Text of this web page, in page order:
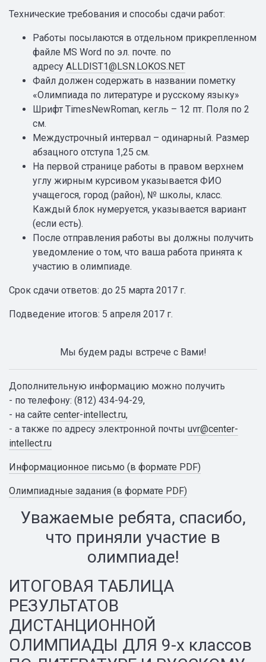
Технические требования и способы сдачи работ:
Работы посылаются в отдельном прикрепленном
файле MS Word по эл. почте. по
адресу ALLDIST1@LSN.LOKOS.NET
Файл должен содержать в названии пометку
«Олимпиада по литературе и русскому языку»
Шрифт TimesNewRoman, кегль – 12 пт. Поля по 2
см.
Междустрочный интервал – одинарный. Размер
абзацного отступа 1,25 см.
На первой странице работы в правом верхнем
углу жирным курсивом указывается ФИО
учащегося, город (район), № школы, класс.
Каждый блок нумеруется, указывается вариант
(если есть).
После отправления работы вы должны получить
уведомление о том, что ваша работа принята к
участию в олимпиаде.
Срок сдачи ответов: до 25 марта 2017 г.
Подведение итогов: 5 апреля 2017 г.
Мы будем рады встрече с Вами!
Дополнительную информацию можно получить
- по телефону: (812) 434-94-29,
- на сайте center-intellect.ru,
- а также по адресу электронной почты uvr@center-
intellect.ru
Информационное письмо (в формате PDF)
Олимпиадные задания (в формате PDF)
Уважаемые ребята, спасибо,
что приняли участие в
олимпиаде!
ИТОГОВАЯ ТАБЛИЦА
РЕЗУЛЬТАТОВ
ДИСТАНЦИОННОЙ
ОЛИМПИАДЫ ДЛЯ 9-х классов